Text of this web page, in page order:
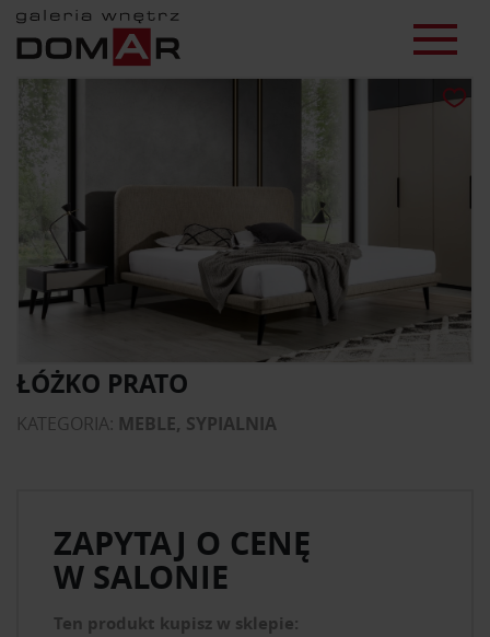
ŁÓŻKO PRATO
KATEGORIA: MEBLE, SYPIALNIA
ZAPYTAJ O CENĘ
W SALONIE
Ten produkt kupisz w sklepie: